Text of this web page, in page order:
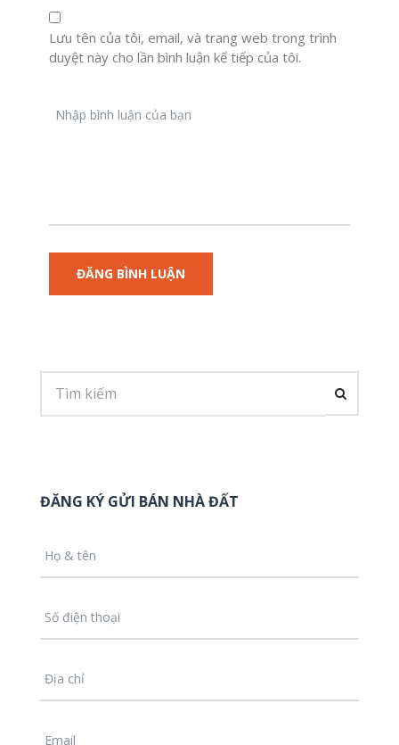
Lưu tên của tôi, email, và trang web trong trình
duyệt này cho lần bình luận kế tiếp của tôi.
ĐĂNG KÝ GỬI BÁN NHÀ ĐẤT